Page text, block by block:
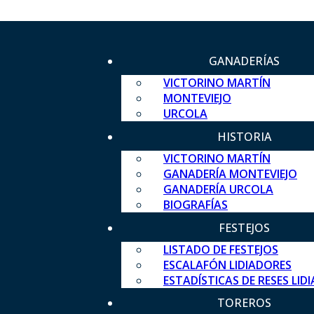
GANADERÍAS
VICTORINO MARTÍN
MONTEVIEJO
URCOLA
HISTORIA
VICTORINO MARTÍN
GANADERÍA MONTEVIEJO
GANADERÍA URCOLA
BIOGRAFÍAS
FESTEJOS
LISTADO DE FESTEJOS
ESCALAFÓN LIDIADORES
ESTADÍSTICAS DE RESES
TOREROS